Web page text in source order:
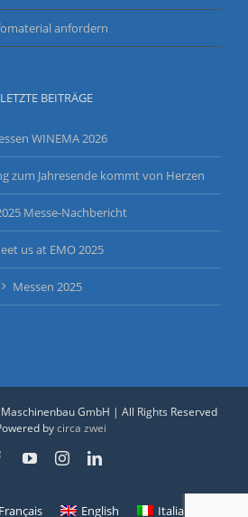
anfordern
LETZTE BEITRÄGE
WINEMA 2026
zum Jahresende kommt von Herzen
Messe-Nachbericht
us at EMO 2025
Messen 2025
GmbH | All Rights Reserved
bycirca zwei
FacebookYouTubeInstagramLinkedIn
Français English Italiano